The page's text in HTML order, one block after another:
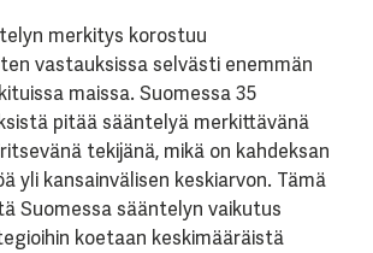
merkitys korostuu
vastauksissa selvästi enemmän
maissa. Suomessa 35
pitää sääntelyä merkittävänä
tekijänä, mikä on kahdeksan
yli kansainvälisen keskiarvon. Tämä
Suomessa sääntelyn vaikutus
koetaan keskimääräistä